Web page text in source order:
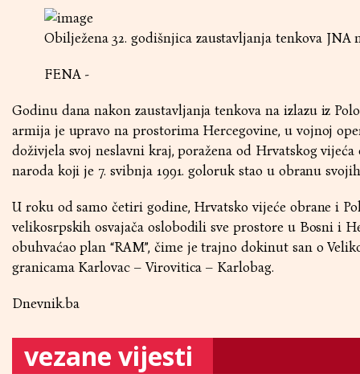
Obilježena 32. godišnjica zaustavljanja tenkova JNA
FENA -
Godinu dana nakon zaustavljanja tenkova na izlazu iz
armija je upravo na prostorima Hercegovine, u vojnoj
doživjela svoj neslavni kraj, poražena od Hrvatskog
naroda koji je 7. svibnja 1991. goloruk stao u obranu
U roku od samo četiri godine, Hrvatsko vijeće obrane i
velikosrpskih osvajača oslobodili sve prostore u Bosni i
obuhvaćao plan “RAM”, čime je trajno dokinut san o
granicama Karlovac – Virovitica – Karlobag.
Dnevnik.ba
vezane vijesti